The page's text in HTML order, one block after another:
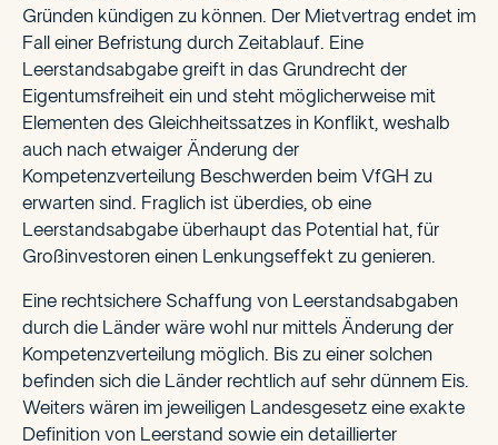
Gründen kündigen zu können. Der Mietvertrag endet im
Fall einer Befristung durch Zeitablauf. Eine
Leerstandsabgabe greift in das Grundrecht der
Eigentumsfreiheit ein und steht möglicherweise mit
Elementen des Gleichheitssatzes in Konflikt, weshalb
auch nach etwaiger Änderung der
Kompetenzverteilung Beschwerden beim VfGH zu
erwarten sind. Fraglich ist überdies, ob eine
Leerstandsabgabe überhaupt das Potential hat, für
Großinvestoren einen Lenkungseffekt zu genieren.
Eine rechtsichere Schaffung von Leerstandsabgaben
durch die Länder wäre wohl nur mittels Änderung der
Kompetenzverteilung möglich. Bis zu einer solchen
befinden sich die Länder rechtlich auf sehr dünnem Eis.
Weiters wären im jeweiligen Landesgesetz eine exakte
Definition von Leerstand sowie ein detaillierter